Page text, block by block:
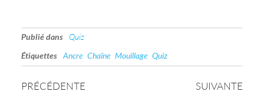
Publié dans
Quiz
Étiquettes Ancre Chaîne Mouillage Quiz
PRÉCÉDENTE
SUIVANTE